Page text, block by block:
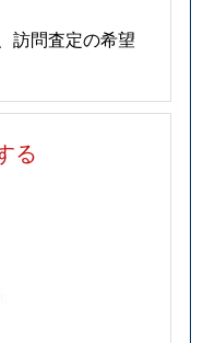
訪問査定の希望
る